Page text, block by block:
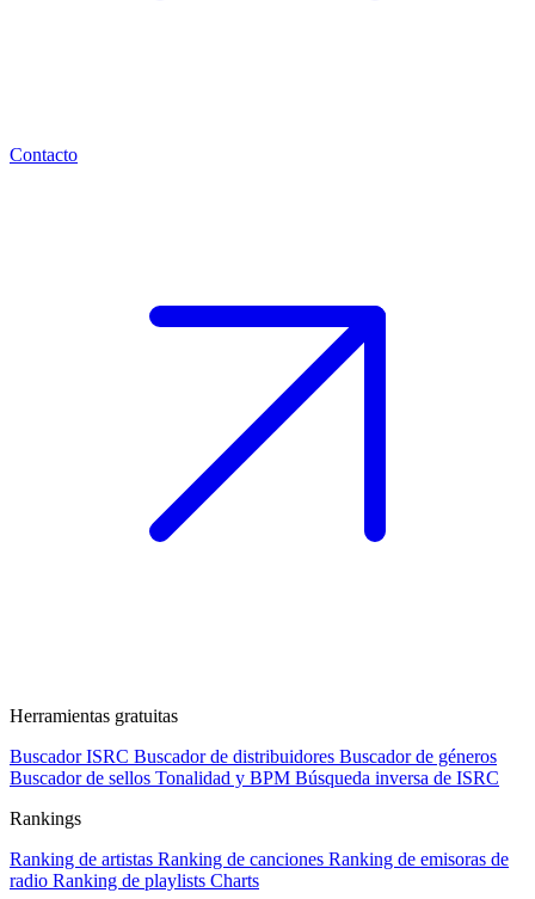
Contacto
Herramientas gratuitas
Buscador ISRC Buscador de distribuidores Buscador de géneros
Buscador de sellos Tonalidad y BPM Búsqueda inversa de ISRC
Rankings
Ranking de artistas Ranking de canciones Ranking de emisoras de
radio Ranking de playlists Charts